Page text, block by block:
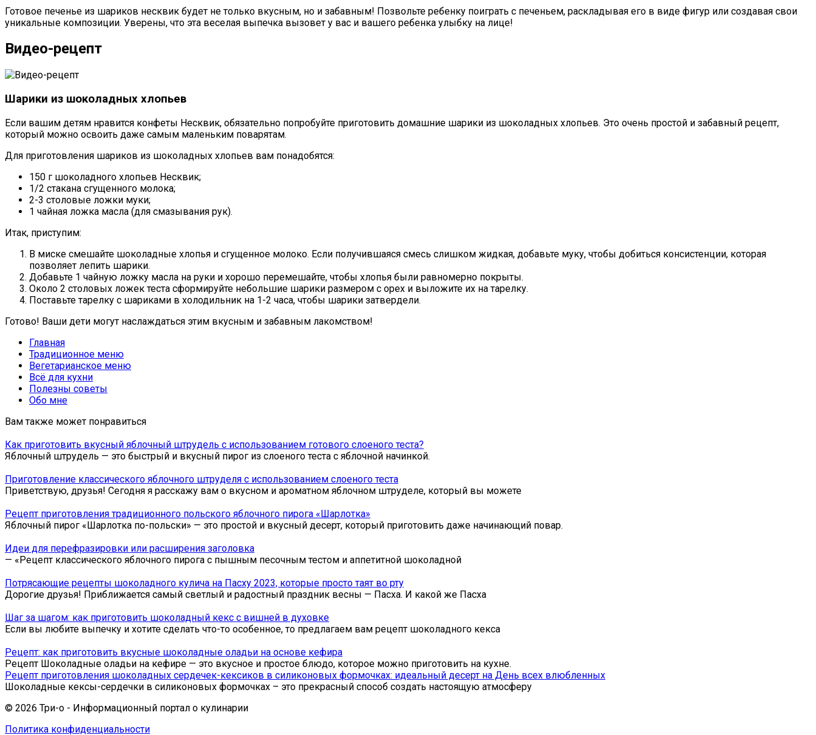
Готовое печенье из шариков несквик будет не только вкусным, но и забавным! Позвольте ребенку поиграть с печеньем, раскладывая его в виде фигур или создавая свои
уникальные композиции. Уверены, что эта веселая выпечка вызовет у вас и вашего ребенка улыбку на лице!
Видео-рецепт
Шарики из шоколадных хлопьев
Если вашим детям нравится конфеты Несквик, обязательно попробуйте приготовить домашние шарики из шоколадных хлопьев. Это очень простой и забавный рецепт,
который можно освоить даже самым маленьким поварятам.
Для приготовления шариков из шоколадных хлопьев вам понадобятся:
150 г шоколадного хлопьев Несквик;
1/2 стакана сгущенного молока;
2-3 столовые ложки муки;
1 чайная ложка масла (для смазывания рук).
Итак, приступим:
В миске смешайте шоколадные хлопья и сгущенное молоко. Если получившаяся смесь слишком жидкая, добавьте муку, чтобы добиться консистенции, которая
позволяет лепить шарики.
Добавьте 1 чайную ложку масла на руки и хорошо перемешайте, чтобы хлопья были равномерно покрыты.
Около 2 столовых ложек теста сформируйте небольшие шарики размером с орех и выложите их на тарелку.
Поставьте тарелку с шариками в холодильник на 1-2 часа, чтобы шарики затвердели.
Готово! Ваши дети могут наслаждаться этим вкусным и забавным лакомством!
Главная
Традиционное меню
Вегетарианское меню
Всё для кухни
Полезны советы
Обо мне
Вам также может понравиться
Как приготовить вкусный яблочный штрудель с использованием готового слоеного теста?
Яблочный штрудель — это быстрый и вкусный пирог из слоеного теста с яблочной начинкой.
Приготовление классического яблочного штруделя с использованием слоеного теста
Приветствую, друзья! Сегодня я расскажу вам о вкусном и ароматном яблочном штруделе, который вы можете
Рецепт приготовления традиционного польского яблочного пирога «Шарлотка»
Яблочный пирог «Шарлотка по-польски» — это простой и вкусный десерт, который приготовить даже начинающий повар.
Идеи для перефразировки или расширения заголовка
— «Рецепт классического яблочного пирога с пышным песочным тестом и аппетитной шоколадной
Потрясающие рецепты шоколадного кулича на Пасху 2023, которые просто таят во рту
Дорогие друзья! Приближается самый светлый и радостный праздник весны — Пасха. И какой же Пасха
Шаг за шагом: как приготовить шоколадный кекс с вишней в духовке
Если вы любите выпечку и хотите сделать что-то особенное, то предлагаем вам рецепт шоколадного кекса
Рецепт: как приготовить вкусные шоколадные оладьи на основе кефира
Рецепт Шоколадные оладьи на кефире — это вкусное и простое блюдо, которое можно приготовить на кухне.
Рецепт приготовления шоколадных сердечек-кексиков в силиконовых формочках: идеальный десерт на День всех влюбленных
Шоколадные кексы-сердечки в силиконовых формочках – это прекрасный способ создать настоящую атмосферу
© 2026 Три-о - Информационный портал о кулинарии
Политика конфиденциальности